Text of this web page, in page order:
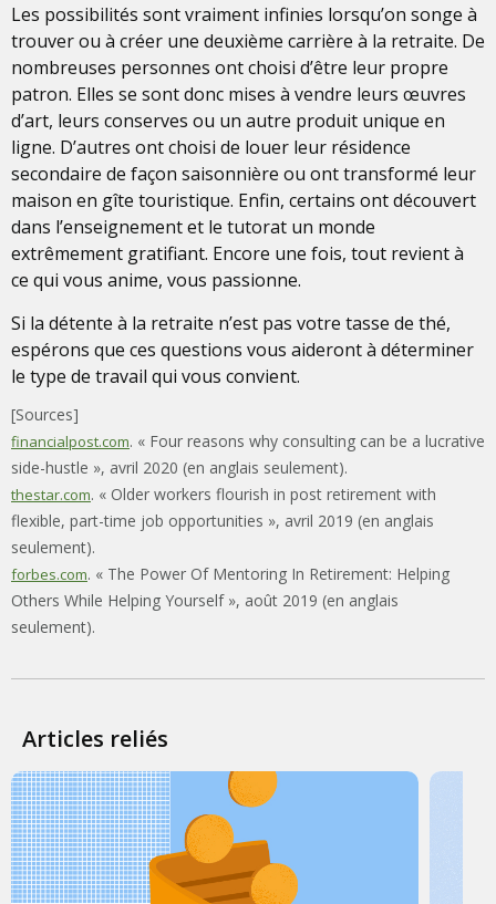
Les possibilités sont vraiment infinies lorsqu’on songe à
trouver ou à créer une deuxième carrière à la retraite. De
nombreuses personnes ont choisi d’être leur propre
patron. Elles se sont donc mises à vendre leurs œuvres
d’art, leurs conserves ou un autre produit unique en
ligne. D’autres ont choisi de louer leur résidence
secondaire de façon saisonnière ou ont transformé leur
maison en gîte touristique. Enfin, certains ont découvert
dans l’enseignement et le tutorat un monde
extrêmement gratifiant. Encore une fois, tout revient à
ce qui vous anime, vous passionne.
Si la détente à la retraite n’est pas votre tasse de thé,
espérons que ces questions vous aideront à déterminer
le type de travail qui vous convient.
[Sources]
financialpost.com. « Four reasons why consulting can be a lucrative
side-hustle », avril 2020 (en anglais seulement).
thestar.com. « Older workers flourish in post retirement with
flexible, part-time job opportunities », avril 2019 (en anglais
seulement).
forbes.com. « The Power Of Mentoring In Retirement: Helping
Others While Helping Yourself », août 2019 (en anglais
seulement).
Articles reliés